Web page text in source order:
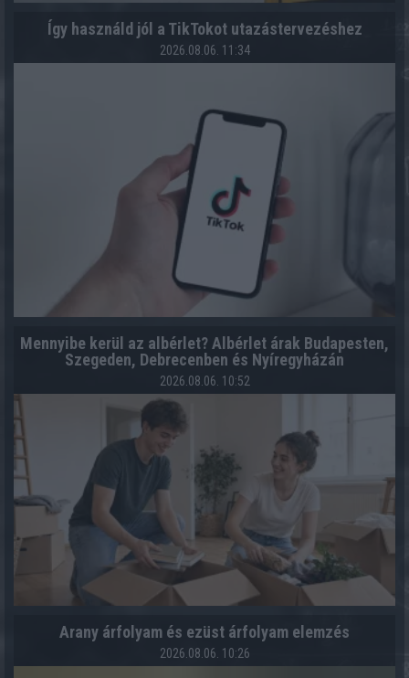
Így használd jól a TikTokot utazástervezéshez
2026.08.06. 11:34
Mennyibe kerül az albérlet? Albérlet árak Budapesten,
Szegeden, Debrecenben és Nyíregyházán
2026.08.06. 10:52
Arany árfolyam és ezüst árfolyam elemzés
2026.08.06. 10:26